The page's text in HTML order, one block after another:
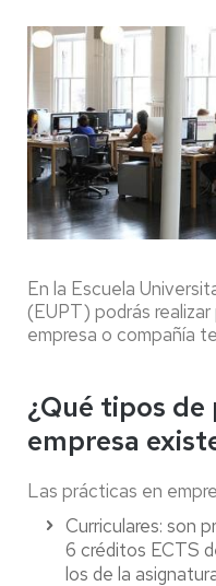
En la Escuela
(EUPT) podrás
empresa o compañía
¿Qué tipos
empresa
Las prácticas en
Curriculares: son
6 créditos ECTS
los de la